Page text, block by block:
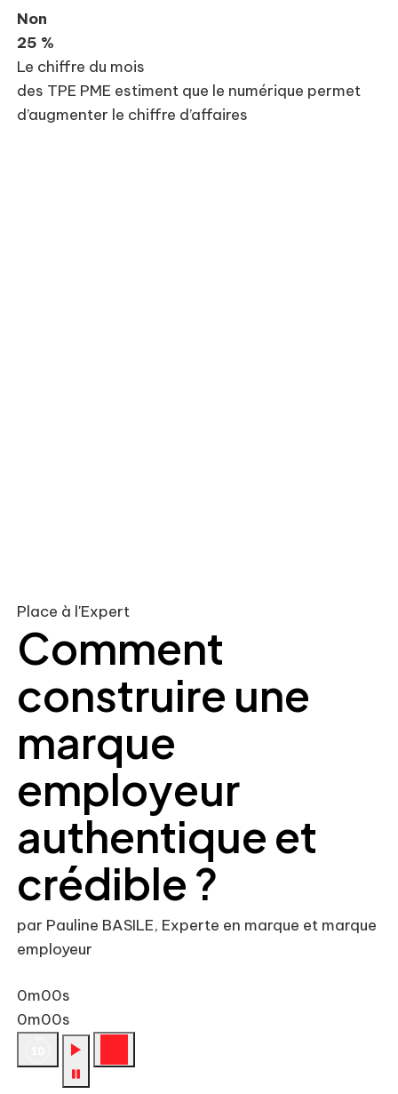
Non
25 %
Le chiffre du mois
des TPE PME estiment que le numérique permet
d’augmenter le chiffre d’affaires
Place à l'Expert
Comment
construire une
marque
employeur
authentique et
crédible ?
par Pauline BASILE, Experte en marque et marque
employeur
0m00s
0m00s